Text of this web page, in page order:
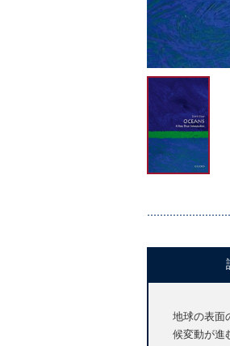
地球の表面
候変動が進